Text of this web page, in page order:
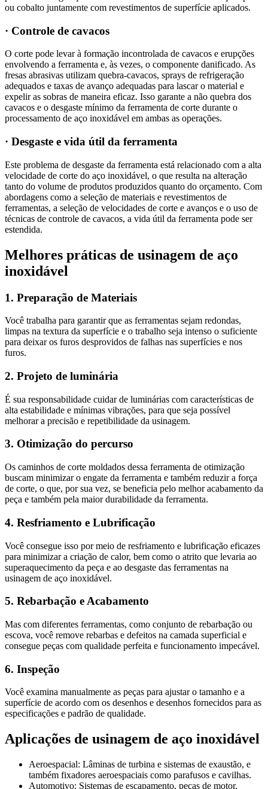
ou cobalto juntamente com revestimentos de superfície aplicados.
· Controle de cavacos
O corte pode levar à formação incontrolada de cavacos e erupções
envolvendo a ferramenta e, às vezes, o componente danificado. As
fresas abrasivas utilizam quebra-cavacos, sprays de refrigeração
adequados e taxas de avanço adequadas para lascar o material e
expelir as sobras de maneira eficaz. Isso garante a não quebra dos
cavacos e o desgaste mínimo da ferramenta de corte durante o
processamento de aço inoxidável em ambas as operações.
· Desgaste e vida útil da ferramenta
Este problema de desgaste da ferramenta está relacionado com a alta
velocidade de corte do aço inoxidável, o que resulta na alteração
tanto do volume de produtos produzidos quanto do orçamento. Com
abordagens como a seleção de materiais e revestimentos de
ferramentas, a seleção de velocidades de corte e avanços e o uso de
técnicas de controle de cavacos, a vida útil da ferramenta pode ser
estendida.
Melhores práticas de usinagem de aço
inoxidável
1. Preparação de Materiais
Você trabalha para garantir que as ferramentas sejam redondas,
limpas na textura da superfície e o trabalho seja intenso o suficiente
para deixar os furos desprovidos de falhas nas superfícies e nos
furos.
2. Projeto de luminária
É sua responsabilidade cuidar de luminárias com características de
alta estabilidade e mínimas vibrações, para que seja possível
melhorar a precisão e repetibilidade da usinagem.
3. Otimização do percurso
Os caminhos de corte moldados dessa ferramenta de otimização
buscam minimizar o engate da ferramenta e também reduzir a força
de corte, o que, por sua vez, se beneficia pelo melhor acabamento da
peça e também pela maior durabilidade da ferramenta.
4. Resfriamento e Lubrificação
Você consegue isso por meio de resfriamento e lubrificação eficazes
para minimizar a criação de calor, bem como o atrito que levaria ao
superaquecimento da peça e ao desgaste das ferramentas na
usinagem de aço inoxidável.
5. Rebarbação e Acabamento
Mas com diferentes ferramentas, como conjunto de rebarbação ou
escova, você remove rebarbas e defeitos na camada superficial e
consegue peças com qualidade perfeita e funcionamento impecável.
6. Inspeção
Você examina manualmente as peças para ajustar o tamanho e a
superfície de acordo com os desenhos e desenhos fornecidos para as
especificações e padrão de qualidade.
Aplicações de usinagem de aço inoxidável
Aeroespacial: Lâminas de turbina e sistemas de exaustão, e
também fixadores aeroespaciais como parafusos e cavilhas.
Automotivo: Sistemas de escapamento, peças de motor,